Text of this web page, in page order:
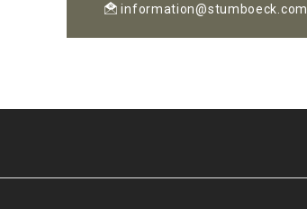
information@stumboeck.com